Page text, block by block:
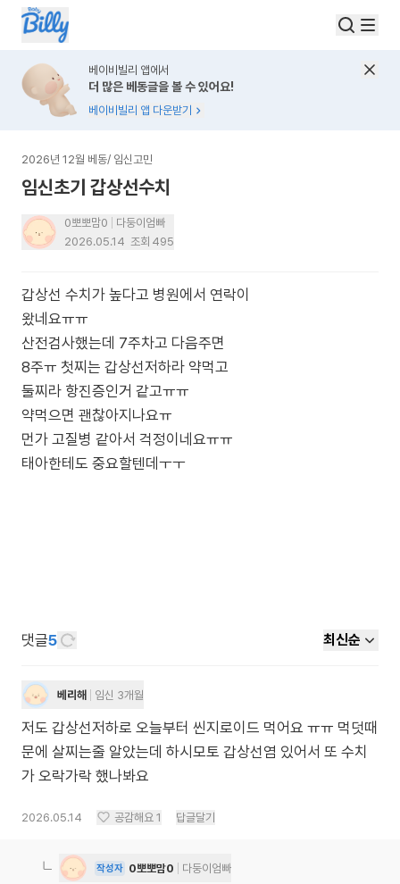
베이비빌리 앱에서
더 많은 베동글을 볼 수 있어요!
베이비빌리 앱 다운받기
2026년 12월 베동/ 임신고민
임신초기 갑상선수치
0뽀뽀맘0
다둥이엄빠
2026.05.14 조회 495
갑상선 수치가 높다고 병원에서 연락이
왔네요ㅠㅠ
산전검사했는데 7주차고 다음주면
8주ㅠ 첫찌는 갑상선저하라 약먹고
둘찌라 항진증인거 같고ㅠㅠ
약먹으면 괜찮아지나요ㅠ
먼가 고질병 같아서 걱정이네요ㅠㅠ
태아한테도 중요할텐데ㅜㅜ
댓글5 최신순
베리해 임신 3개월
저도 갑상선저하로 오늘부터 씬지로이드 먹어요 ㅠㅠ 먹덧때
문에 살찌는줄 알았는데 하시모토 갑상선염 있어서 또 수치
가 오락가락 했나봐요
2026.05.14 공감해요 1 답글달기
작성자 0뽀뽀맘0 다둥이엄빠